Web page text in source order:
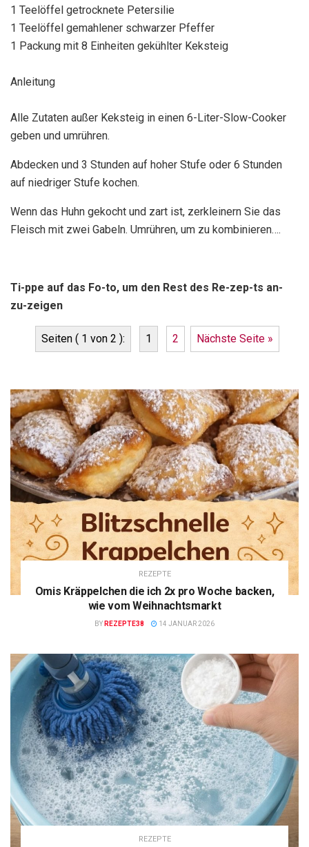
1 Teelöffel getrocknete Petersilie
1 Teelöffel gemahlener schwarzer Pfeffer
1 Packung mit 8 Einheiten gekühlter Keksteig
Anleitung
Alle Zutaten außer Keksteig in einen 6-Liter-Slow-Cooker
geben und umrühren.
Abdecken und 3 Stunden auf hoher Stufe oder 6 Stunden
auf niedriger Stufe kochen.
Wenn das Huhn gekocht und zart ist, zerkleinern Sie das
Fleisch mit zwei Gabeln. Umrühren, um zu kombinieren….
Ti-ppe auf das Fo-to, um den Rest des Re-zep-ts an-
zu-zeigen
Seiten ( 1 von 2 ): 1 2 Nächste Seite »
REZEPTE
Omis Kräppelchen die ich 2x pro Woche backen,
wie vom Weihnachtsmarkt
BY REZEPTE38 14 JANUAR 2026
REZEPTE